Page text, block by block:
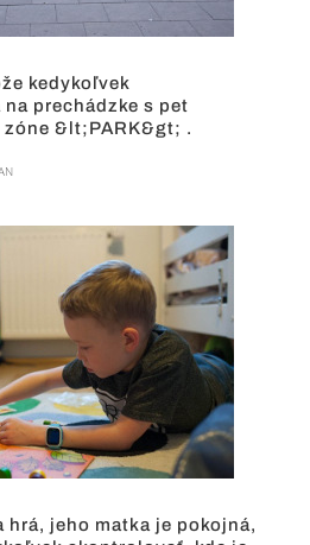
kedykoľvek
prechádzke s pet
&lt;PARK&gt; .
hrá, jeho matka je pokojná,